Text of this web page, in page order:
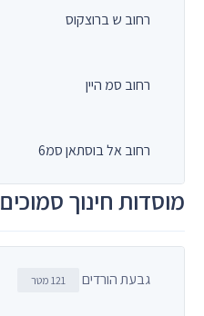
רחוב ש ברוצקוס
רחוב סמ היין
רחוב אל בוסתאן סמ6
מוסדות חינוך סמוכים
גבעת הורדים 121 מטר